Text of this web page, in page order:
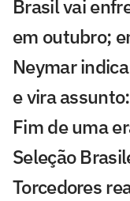
Brasil vai
em outubro;
Neymar
e vira
Fim de uma
Seleção
Torcedores